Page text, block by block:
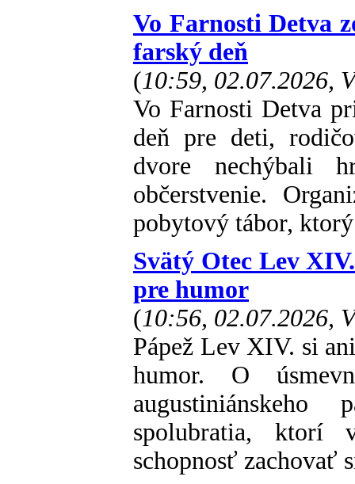
Vo Farnosti Detva
farský deň
(10:59, 02.07.2026,
Vo Farnosti Detva
deň pre deti,
dvore nechýbali
občerstvenie.
pobytový tábor,
Svätý Otec Lev
pre humor
(10:56, 02.07.2026,
Pápež Lev XIV. si
humor. O
spolubratia, ktorí
schopnosť zachovať